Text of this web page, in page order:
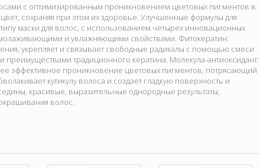
с оптимизированным проникновением цветовых пигментов в
сохраняя при этом их здоровье. Улучшенные формулы для
маски для волос, с использованием четырех инновационных
и увлажняющими свойствами. Фитокератин:
укрепляет и связывает свободные радикалы с помощью смеси
традиционного кератина. Молекула-антиоксидант:
эффективное проникновение цветовых пигментов, потрясающий
кутикулу волоса и создает гладкую поверхность и
красивые, выразительные однородные результаты,
волос.